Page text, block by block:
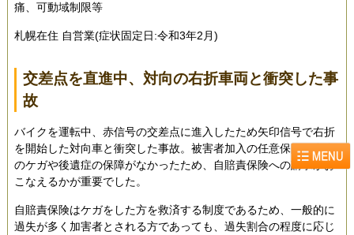
痛、可動域制限等
札幌在住 自営業(症状固定日:令和3年2月)
交差点を直進中、対向の右折車両と衝突した事
故
バイクを運転中、赤信号の交差点に進入したため矢印信号で右折
を開始した対向車と衝突した事故。被害者加入の任意保険は自身
のケガや後遺症の保障がなかったため、自賠責保険への請求がお
こなえるかが重要でした。
自賠責保険はケガをした方を救済する制度であるため、一般的に
過失が多く加害者とされる方であっても、過失割合の程度に応じ